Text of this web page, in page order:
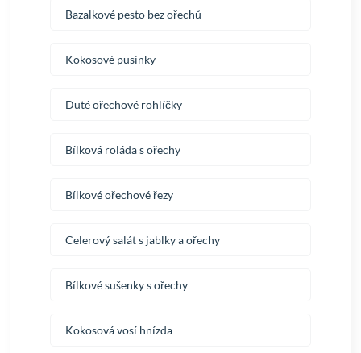
Bazalkové pesto bez ořechů
Kokosové pusinky
Duté ořechové rohlíčky
Bílková roláda s ořechy
Bílkové ořechové řezy
Celerový salát s jablky a ořechy
Bílkové sušenky s ořechy
Kokosová vosí hnízda